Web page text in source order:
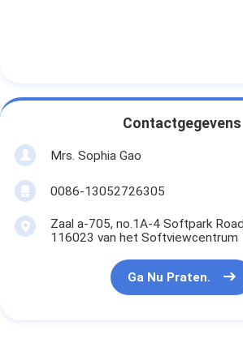
Contactgegevens
Mrs. Sophia Gao
0086-13052726305
Zaal a-705, no.1A-4 Softpark
116023 van het Softviewcentrum
Ga Nu Praten.